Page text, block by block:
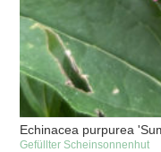
Echinacea purpurea
Gefüllter Scheinsonnenhut